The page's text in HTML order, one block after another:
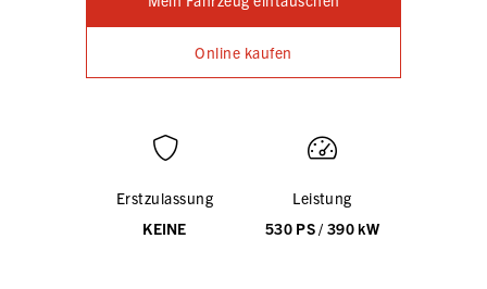
Online kaufen
Erstzulassung
KEINE
Leistung
530 PS / 390 kW